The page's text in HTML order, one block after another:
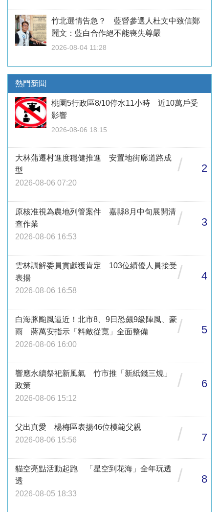
竹北選情告急？ 藍營參選人杜文中致信鄭
麗文：藍白合作絕不能喪失尊嚴
2026-08-04 11:28
熱門新聞
桃園5行政區8/10停水11小時 近10萬戶受
影響
2026-08-06 18:15
大林蒲遷村進度穩健推進 安置地街廓道路成
型
2026-08-06 07:20
/ 2
原核准視為農地列管案件 嘉縣8月中旬展開清
查作業
2026-08-06 16:53
/ 3
雲林調解委員貢獻獲肯定 103位績優人員接受
表揚
2026-08-06 16:58
/ 4
白海豚颱風逼近！北市8、9日恐飆9級陣風、豪
雨 蔣萬安指示「料敵從寬」全面整備
2026-08-06 16:00
/ 5
響應永續祭祀新風氣 竹市推「新紙錢三燒」
政策
2026-08-06 15:12
/ 6
父出真愛 楊梅區表揚46位模範父親
2026-08-06 15:56
/ 7
貓空亮點活動起跑 「星空到花海」全年玩透
透
2026-08-05 18:33
/ 8